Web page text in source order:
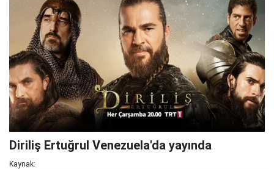
Diriliş Ertuğrul Venezuela'da yayında
Kaynak: